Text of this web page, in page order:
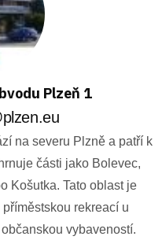
Plzeň 1
na severu Plzně a patří k
části jako Bolevec,
Košutka. Tato oblast je
rekreací u
vybaveností.